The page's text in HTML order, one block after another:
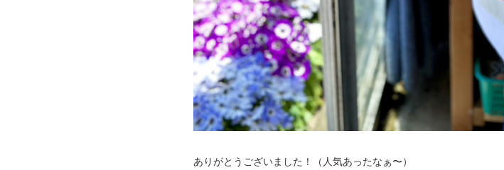
ありがとうございました！（人気あったなぁ〜）